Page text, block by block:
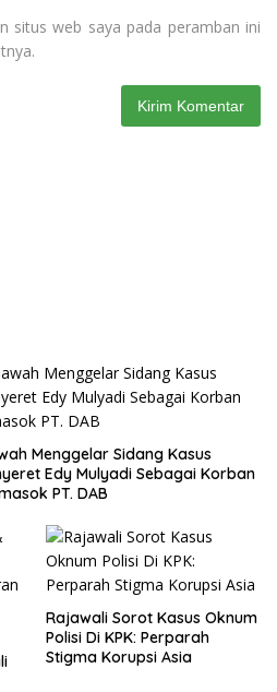
situs web saya pada peramban ini
Menggelar Sidang Kasus
Edy Mulyadi Sebagai Korban
PT. DAB
Rajawali Sorot Kasus Oknum
Polisi Di KPK: Perparah
Stigma Korupsi Asia